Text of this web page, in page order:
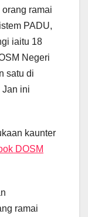
ramai
PADU,
iaitu 18
Negeri
satu di
Jan ini
kaunter
DOSM
ramai